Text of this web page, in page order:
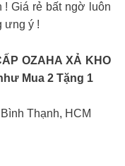
! Giá rẻ bất ngờ luôn
ưng ý !
OZAHA XẢ KHO
Mua 2 Tặng 1
Thạnh, HCM